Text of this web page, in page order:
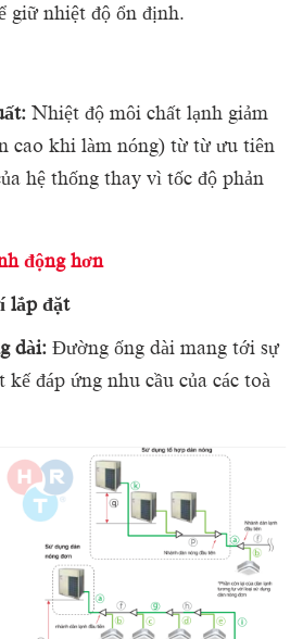
giữ nhiệt độ ổn định.
Nhiệt độ môi chất lạnh giảm
cao khi làm nóng) từ từ ưu tiên
hệ thống thay vì tốc độ phản
động hơn
lắp đặt
dài: Đường ống dài mang tới sự
đáp ứng nhu cầu của các toà